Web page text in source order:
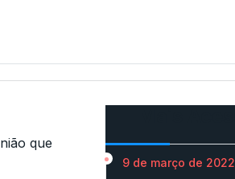
que
9 de março de 2022